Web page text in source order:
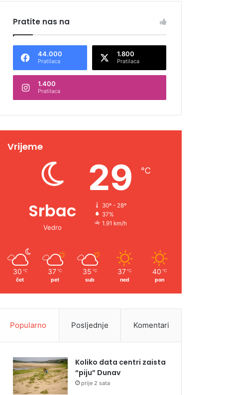
Pratite nas na
44.000
Pratilaca
1.800
Pratilaca
1.400
Pratilaca
Vrijeme
Srbac
Vedro
29 ℃
30º - 28º
37%
1.91 km/h
30 ℃
čet
37 ℃
pet
35 ℃
sub
37 ℃
ned
40 ℃
pon
Popularno Posljednje Komentari
Koliko data centri zaista
“piju” Dunav
prije 2 sata